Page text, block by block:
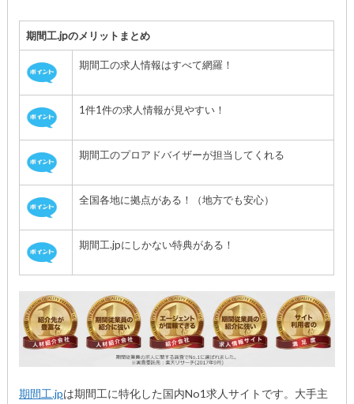
期間工.jpのメリットまとめ
期間工の求人情報はすべて網羅！
1件1件の求人情報が見やすい！
期間工のプロアドバイザーが担当してくれる
全国各地に拠点がある！（地方でも安心）
期間工.jpにしかない特典がある！
期間工.jpは期間工に特化した国内No1求人サイトです。大手主